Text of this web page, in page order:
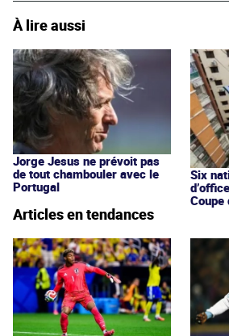
À lire aussi
Jorge Jesus ne prévoit pas
de tout chambouler avec le
Portugal
Six
Coupe
Articles en tendances